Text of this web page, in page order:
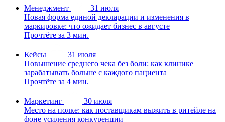
Менеджмент
31 июля
Новая форма единой декларации и изменения в
маркировке: что ожидает бизнес в августе
Прочтёте за 3 мин.
Кейсы
31 июля
Повышение среднего чека без боли: как клинике
зарабатывать больше с каждого пациента
Прочтёте за 4 мин.
Маркетинг
30 июля
Место на полке: как поставщикам выжить в ритейле на
фоне усиления конкуренции